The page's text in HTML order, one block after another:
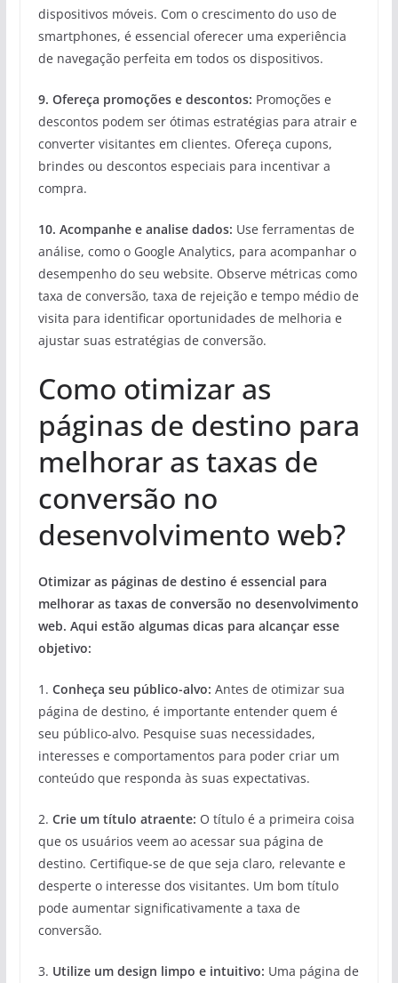
dispositivos móveis. Com o crescimento do uso de
smartphones, é essencial oferecer uma experiência
de navegação perfeita em todos os dispositivos.
9. Ofereça promoções e descontos: Promoções e
descontos podem ser ótimas estratégias para atrair e
converter visitantes em clientes. Ofereça cupons,
brindes ou descontos especiais para incentivar a
compra.
10. Acompanhe e analise dados: Use ferramentas de
análise, como o Google Analytics, para acompanhar o
desempenho do seu website. Observe métricas como
taxa de conversão, taxa de rejeição e tempo médio de
visita para identificar oportunidades de melhoria e
ajustar suas estratégias de conversão.
Como otimizar as
páginas de destino para
melhorar as taxas de
conversão no
desenvolvimento web?
Otimizar as páginas de destino é essencial para
melhorar as taxas de conversão no desenvolvimento
web. Aqui estão algumas dicas para alcançar esse
objetivo:
1. Conheça seu público-alvo: Antes de otimizar sua
página de destino, é importante entender quem é
seu público-alvo. Pesquise suas necessidades,
interesses e comportamentos para poder criar um
conteúdo que responda às suas expectativas.
2. Crie um título atraente: O título é a primeira coisa
que os usuários veem ao acessar sua página de
destino. Certifique-se de que seja claro, relevante e
desperte o interesse dos visitantes. Um bom título
pode aumentar significativamente a taxa de
conversão.
3. Utilize um design limpo e intuitivo: Uma página de